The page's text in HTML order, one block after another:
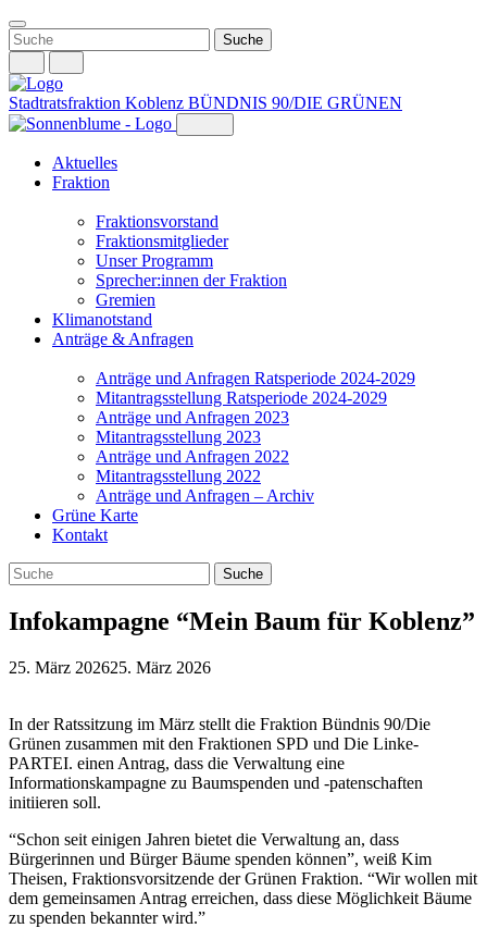
Weiter
zum
Inhalt
Stadtratsfraktion Koblenz BÜNDNIS 90/DIE GRÜNEN
Aktuelles
Fraktion
Fraktionsvorstand
Fraktionsmitglieder
Unser Programm
Sprecher:innen der Fraktion
Gremien
Klimanotstand
Anträge & Anfragen
Anträge und Anfragen Ratsperiode 2024-2029
Mitantragsstellung Ratsperiode 2024-2029
Anträge und Anfragen 2023
Mitantragsstellung 2023
Anträge und Anfragen 2022
Mitantragsstellung 2022
Anträge und Anfragen – Archiv
Grüne Karte
Kontakt
Infokampagne “Mein Baum für Koblenz”
25. März 202625. März 2026
In der Ratssitzung im März stellt die Fraktion Bündnis 90/Die
Grünen zusammen mit den Fraktionen SPD und Die Linke-
PARTEI. einen Antrag, dass die Verwaltung eine
Informationskampagne zu Baumspenden und -patenschaften
initiieren soll.
“Schon seit einigen Jahren bietet die Verwaltung an, dass
Bürgerinnen und Bürger Bäume spenden können”, weiß Kim
Theisen, Fraktionsvorsitzende der Grünen Fraktion. “Wir wollen mit
dem gemeinsamen Antrag erreichen, dass diese Möglichkeit Bäume
zu spenden bekannter wird.”